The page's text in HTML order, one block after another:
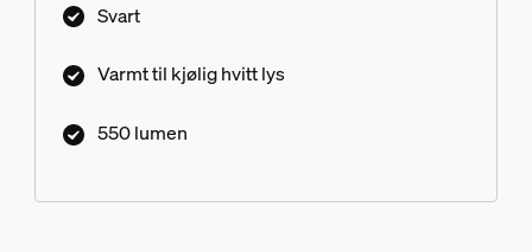
Svart
Varmt til kjølig hvitt lys
550 lumen